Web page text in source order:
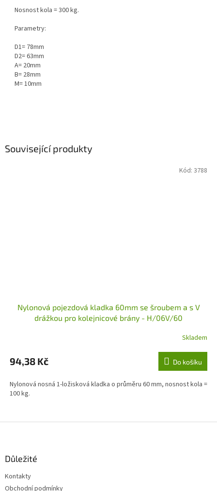
Související produkty
Nylonová pojezdová kladka 60mm se šroubem a s V
drážkou pro kolejnicové brány - H/06V/60
Skladem
94,38 Kč Do košíku
Nylonová nosná 1-ložisková kladka o průměru 60 mm, nosnost kola =
100 kg.
Kód: 3788
Nosnost kola = 300 kg.
Parametry:
D1= 78mm
D2= 63mm
A= 20mm
B= 28mm
M= 10mm
Důležité
Kontakty
Obchodní podmínky